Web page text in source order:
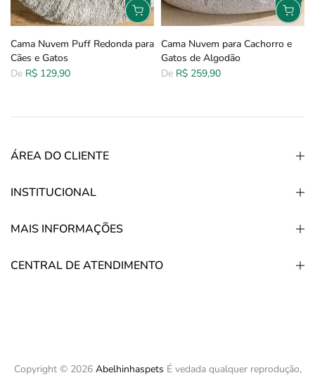
Cama Nuvem Puff Redonda para
Cães e Gatos
De R$ 129,90
Cama Nuvem para Cachorro e
Gatos de Algodão
De R$ 259,90
ÁREA DO CLIENTE
INSTITUCIONAL
MAIS INFORMAÇÕES
CENTRAL DE ATENDIMENTO
Copyright © 2026 Abelhinhaspets É vedada qualquer reprodução,